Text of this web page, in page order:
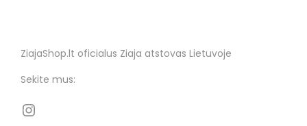
ZiajaShop.lt oficialus Ziaja atstovas Lietuvoje
Sekite mus: